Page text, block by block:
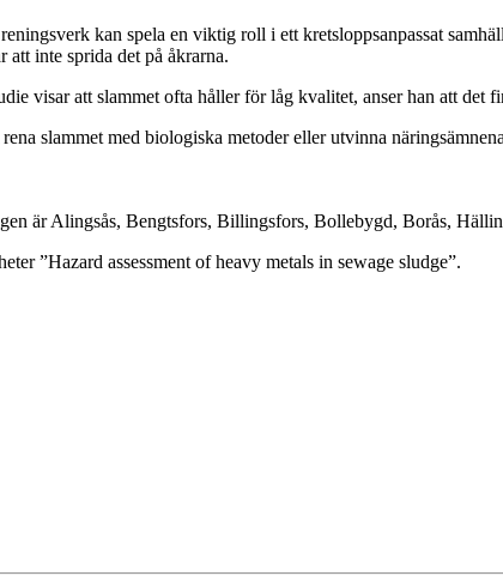
kan spela en viktig roll i ett kretsloppsanpassat
inte sprida det på åkrarna.
visar att slammet ofta håller för låg kvalitet, anser han att det
slammet med biologiska metoder eller utvinna
är Alingsås, Bengtsfors, Billingsfors, Bollebygd, Borås,
”Hazard assessment of heavy metals in sewage sludge”.